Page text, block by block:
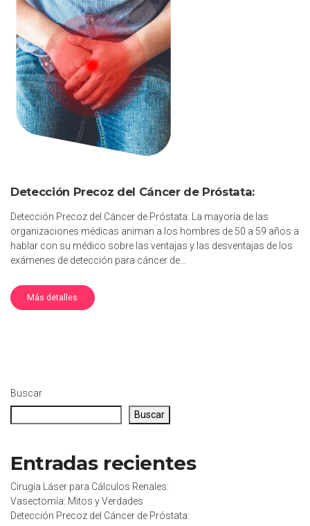
Detección Precoz del Cáncer de Próstata:
Detección Precoz del Cáncer de Próstata: La mayoría de las
organizaciones médicas animan a los hombres de 50 a 59 años a
hablar con su médico sobre las ventajas y las desventajas de los
exámenes de detección para cáncer de…
Más detalles
Buscar
Buscar
Entradas recientes
Cirugía Láser para Cálculos Renales:
Vasectomía: Mitos y Verdades
Detección Precoz del Cáncer de Próstata: